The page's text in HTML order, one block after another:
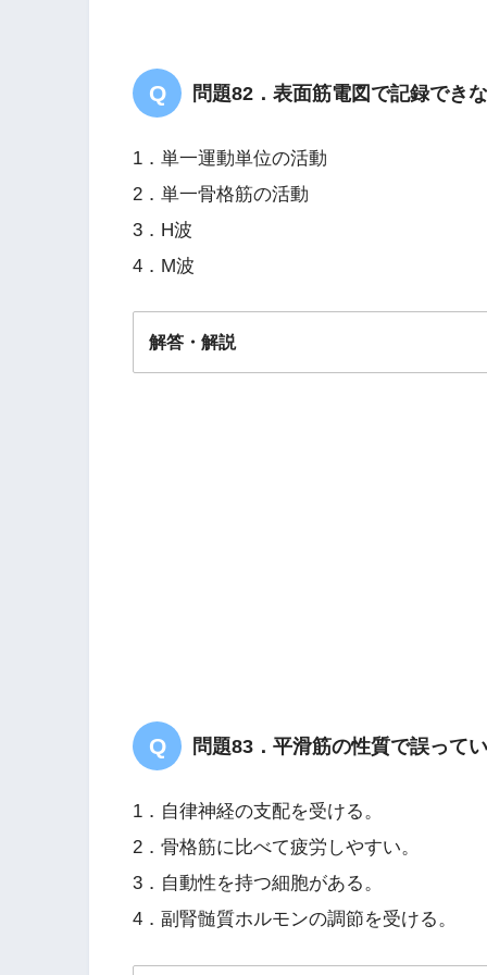
問題82．表面筋電図で記録でき
1．単一運動単位の活動
2．単一骨格筋の活動
3．H波
4．M波
解答・解説
問題83．平滑筋の性質で誤って
1．自律神経の支配を受ける。
2．骨格筋に比べて疲労しやすい。
3．自動性を持つ細胞がある。
4．副腎髄質ホルモンの調節を受ける。